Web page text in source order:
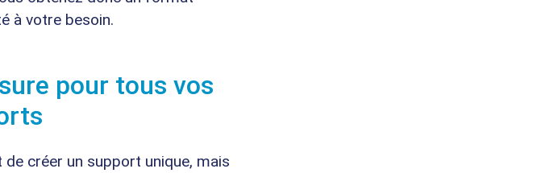
à votre besoin.
pour tous vos
créer un support unique, mais